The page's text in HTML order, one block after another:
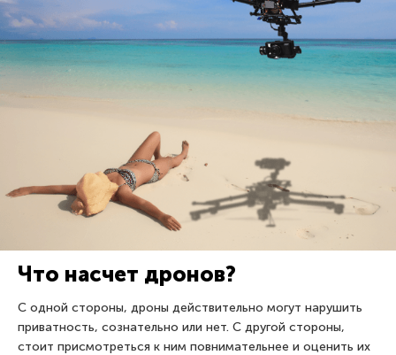
Что насчет дронов?
С одной стороны, дроны действительно могут нарушить
приватность, сознательно или нет. С другой стороны,
стоит присмотреться к ним повнимательнее и оценить их